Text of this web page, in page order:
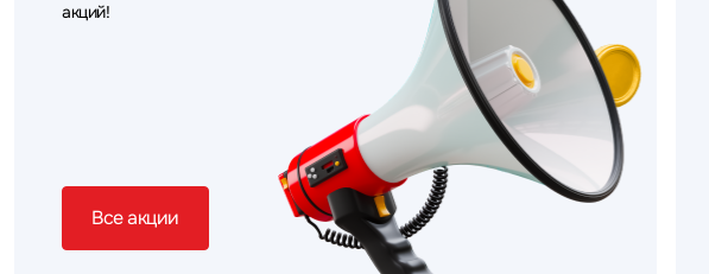
акций!
Все акции